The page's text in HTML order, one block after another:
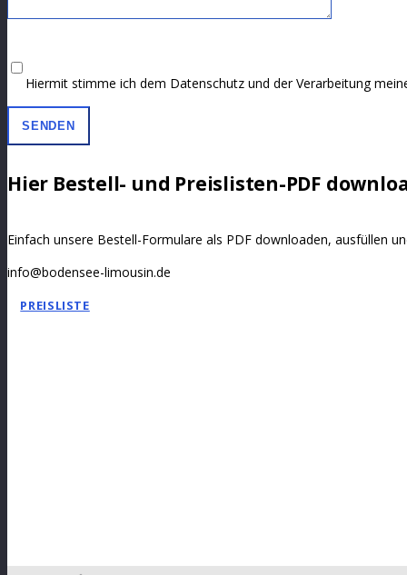
Hiermit stimme ich dem Datenschutz und der Verarbeitung
Hier Bestell- und Preislisten-PDF
Einfach unsere Bestell-Formulare als PDF downloaden, ausfüllen
info@bodensee-limousin.de
PREISLISTE